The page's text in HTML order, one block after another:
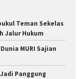
Teman Sekelas
Jalur Hukum
MURI Sajian
Panggung